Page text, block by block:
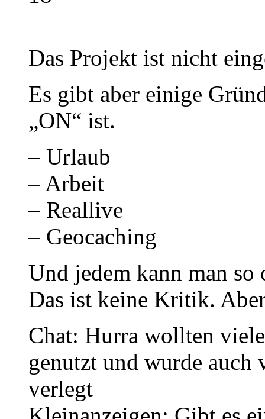
Das Projekt ist nicht
Es gibt aber einige
„ON“ ist.
– Urlaub
– Arbeit
– Reallive
– Geocaching
Und jedem kann man so
Das ist keine Kritik.
Chat: Hurra wollten
genutzt und wurde auch
verlegt